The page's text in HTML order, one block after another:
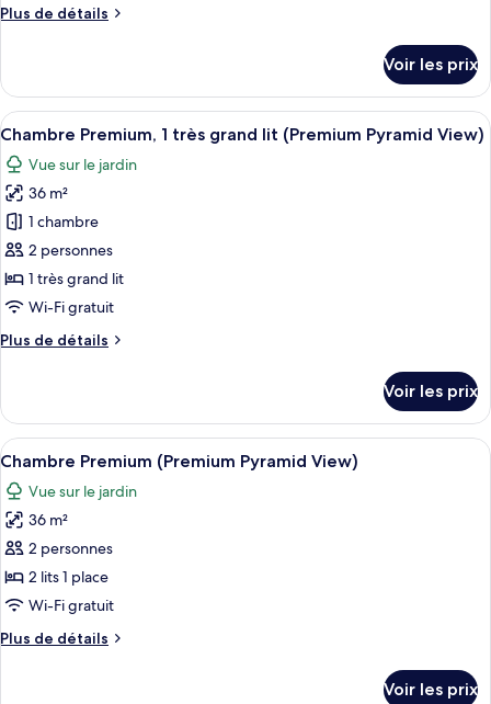
Deluxe,
grand
lit,
fumeurs,
balcon
(Pyramid
View)
Plus de détails
Plus
le
type
de
Chambre
Deluxe,
très
grand
lit,
fumeurs,
balcon
View)
Voir les prix
Afficher
toutes
les
photos
pour
ce
type
de
chambre :
Chambre
très
grand
lit
(Premium
Pyramid
View)
Une chambre d’hôtel comprenant
7
Chambre Premium, 1 très grand lit (Premium Pyramid View)
Vue sur le jardin
36 m²
1 chambre
2 personnes
1 très grand lit
Wi-Fi gratuit
Plus de détails
Plus
le
type
de
Chambre
Premium,
très
grand
lit
(Premium
Pyramid
Voir les prix
Afficher
toutes
les
photos
pour
ce
type
chambre :
Une chambre d’hôtel avec deux
6
Chambre Premium (Premium Pyramid View)
Vue sur le jardin
36 m²
2 personnes
2 lits 1 place
Wi-Fi gratuit
Plus de détails
Plus
Voir les prix